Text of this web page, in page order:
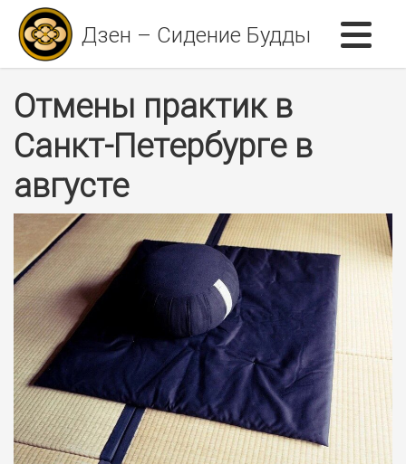
Дзен – Сидение Будды
Отмены практик в
Санкт-Петербурге в
августе